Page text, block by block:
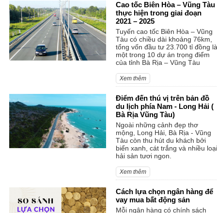
Cao tốc Biên Hòa – Vũng Tàu
thực hiện trong giai đoạn
2021 – 2025
Tuyến cao tốc Biên Hòa – Vũng
Tàu có chiều dài khoảng 76km,
tổng vốn đầu tư 23.700 tỉ đồng là
một trong 10 dự án trọng điểm
của tỉnh Bà Rịa – Vũng Tàu
Xem thêm
Điểm đến thú vị trên bản đồ
du lịch phía Nam - Long Hải (
Bà Rịa Vũng Tàu)
Ngoài những cảnh đẹp thơ
mộng, Long Hải, Bà Rịa - Vũng
Tàu còn thu hút du khách bởi
biển xanh, cát trắng và nhiều loại
hải sản tươi ngon.
Xem thêm
Cách lựa chọn ngân hàng để
vay mua bất động sản
Mỗi ngân hàng có chính sách